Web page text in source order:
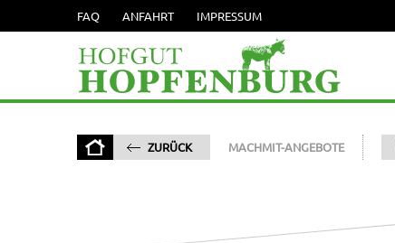
FAQ ANFAHRT IMPRESSUM
ZURÜCK MACHMIT-ANGEBOTE